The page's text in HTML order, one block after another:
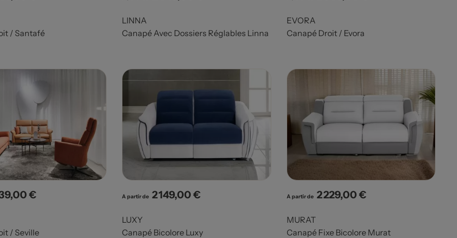
/ Santafé
LINNA
Canapé Avec Dossiers Réglables Linna
EVORA
Canapé Droit / Evora
€
/ Seville
A partir de Prix
2 149,00 €
LUXY
Canapé Bicolore Luxy
A partir de Prix
2 229,00 €
MURAT
Canapé Fixe Bicolore Murat